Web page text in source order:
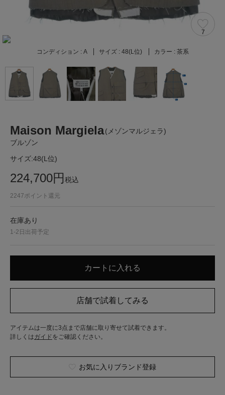
7
コンディション : A サイズ : 48(L位) カラー : 茶系
Maison Margiela(メゾンマルジェラ)
ブルゾン
サイズ:48(L位)
224,700円税込
2247ポイント還元
在庫あり
1-2日出荷予定
アイテムは一度に3点まで店舗に取り寄せて試着できます。
詳しくはガイド をご確認ください。
お気に入りブランド登録